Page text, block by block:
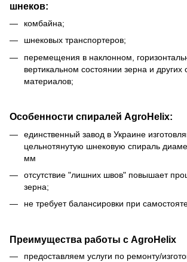
шнеков:
комбайна;
шнековых транспортеров;
перемещения в наклонном,
вертикальном состоянии зерна и других
материалов;
Особенности спиралей AgroHelix:
единственный завод в Украине
цельнотянутую шнековую спираль
мм
отсутствие "лишних швов" повышает
зерна;
не требует балансировки при
Преимущества работы с AgroHelix
предоставляем услуги по ремонту/